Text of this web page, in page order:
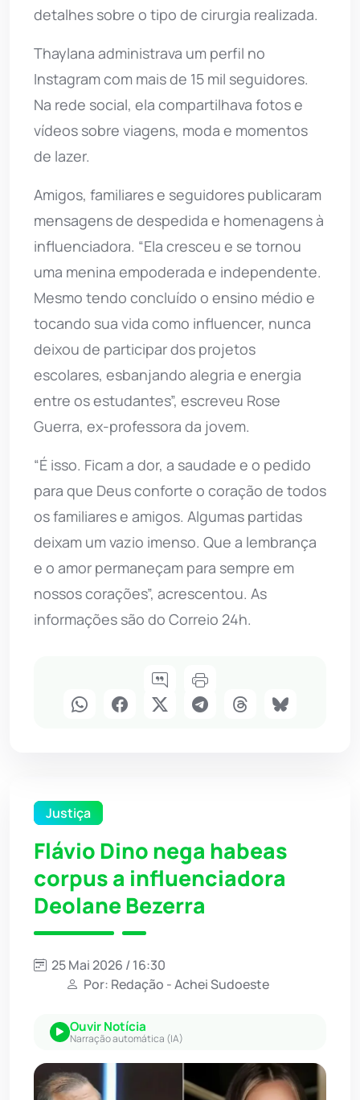
detalhes sobre o tipo de cirurgia realizada.
Thaylana administrava um perfil no
Instagram com mais de 15 mil seguidores.
Na rede social, ela compartilhava fotos e
vídeos sobre viagens, moda e momentos
de lazer.
Amigos, familiares e seguidores publicaram
mensagens de despedida e homenagens à
influenciadora. “Ela cresceu e se tornou
uma menina empoderada e independente.
Mesmo tendo concluído o ensino médio e
tocando sua vida como influencer, nunca
deixou de participar dos projetos
escolares, esbanjando alegria e energia
entre os estudantes”, escreveu Rose
Guerra, ex-professora da jovem.
“É isso. Ficam a dor, a saudade e o pedido
para que Deus conforte o coração de todos
os familiares e amigos. Algumas partidas
deixam um vazio imenso. Que a lembrança
e o amor permaneçam para sempre em
nossos corações”, acrescentou. As
informações são do Correio 24h.
Justiça
Flávio Dino nega habeas
corpus a influenciadora
Deolane Bezerra
25 Mai 2026 / 16:30
Por: Redação - Achei Sudoeste
Ouvir Notícia
Narração automática (IA)